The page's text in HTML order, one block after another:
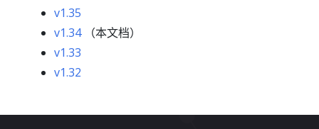
v1.35
v1.34（本文档）
v1.33
v1.32